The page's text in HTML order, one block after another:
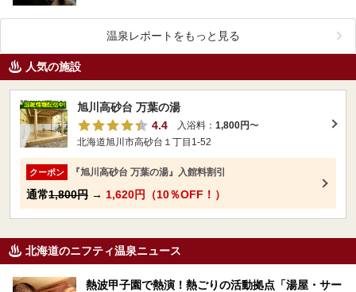
温泉レポートをもっと見る
人気の施設
旭川高砂台 万葉の湯
4.4
入浴料： 1,800円〜
北海道旭川市高砂台１丁目1-52
クーポン 『旭川高砂台 万葉の湯』入館料割引
通常1,800円 → 1,620円（10％OFF！）
北海道のニフティ温泉ニュース
熱波甲子園で熱演！熱ごりの活動拠点「湯屋・サー